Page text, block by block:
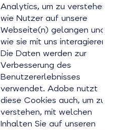
Analytics, um zu verstehen,
wie Nutzer auf unsere
Webseite(n) gelangen und
wie sie mit uns interagieren.
Die Daten werden zur
Verbesserung des
Benutzererlebnisses
verwendet. Adobe nutzt
diese Cookies auch, um zu
verstehen, mit welchen
Inhalten Sie auf unseren